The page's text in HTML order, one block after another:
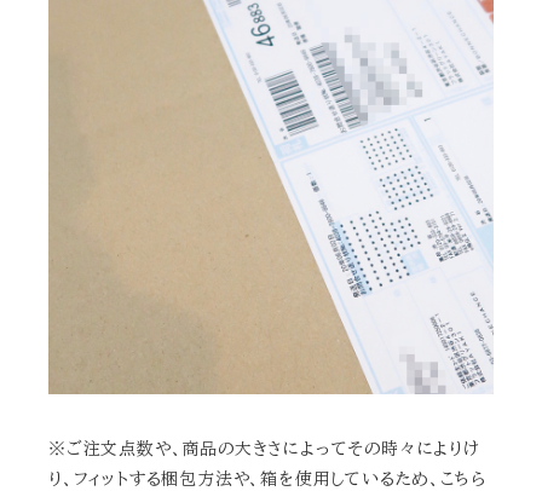
※ご注文点数や、商品の大きさによってその時々によりけ
り、フィットする梱包方法や、箱を使用しているため、こちら